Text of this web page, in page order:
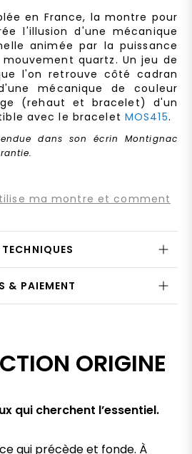
en France, la montre pour
l'illusion d'une mécanique
animée par la puissance
quartz. Un jeu de
l'on retrouve côté cadran
mécanique de couleur
(rehaut et bracelet) d'un
avec le bracelet MOS415.
dans son écrin Montignac
ma montre et comment
& PAIEMENT
ORIGINE
qui cherchent l’essentiel.
qui précède et fonde. À